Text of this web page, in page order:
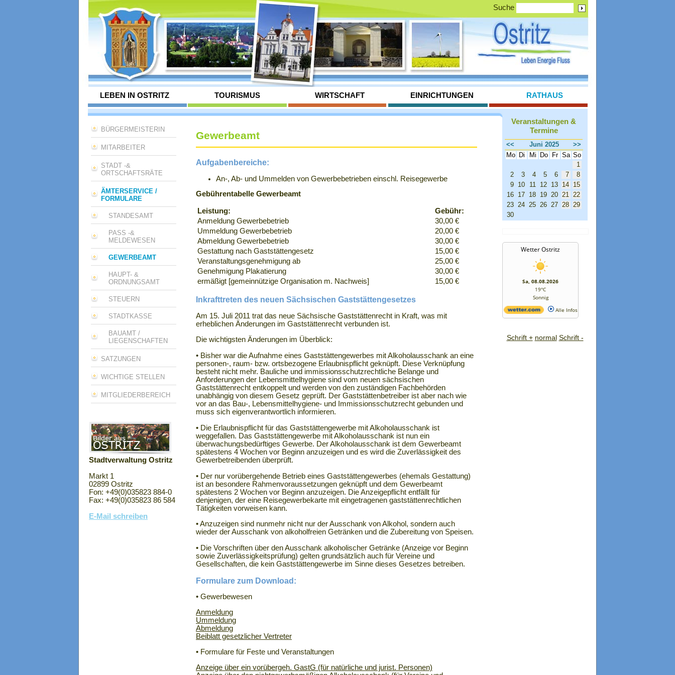
Suche
LEBEN IN OSTRITZ TOURISMUS WIRTSCHAFT EINRICHTUNGEN RATHAUS
BÜRGERMEISTERIN
MITARBEITER
STADT -&
ORTSCHAFTSRÄTE
ÄMTERSERVICE /
FORMULARE
STANDESAMT
PASS -&
MELDEWESEN
GEWERBEAMT
HAUPT- &
ORDNUNGSAMT
STEUERN
STADTKASSE
BAUAMT /
LIEGENSCHAFTEN
SATZUNGEN
WICHTIGE STELLEN
MITGLIEDERBEREICH
Stadtverwaltung Ostritz
Markt 1
02899 Ostritz
Fon: +49(0)035823 884-0
Fax: +49(0)035823 86 584
E-Mail schreiben
Gewerbeamt
Aufgabenbereiche:
An-, Ab- und Ummelden von Gewerbebetrieben einschl. Reisegewerbe
Gebührentabelle Gewerbeamt
Leistung:
Gebühr:
Anmeldung Gewerbebetrieb
30,00 €
Ummeldung Gewerbebetrieb
20,00 €
Abmeldung Gewerbebetrieb
30,00 €
Gestattung nach Gaststättengesetz
15,00 €
Veranstaltungsgenehmigung ab
25,00 €
Genehmigung Plakatierung
30,00 €
ermäßigt [gemeinnützige Organisation m. Nachweis]
15,00 €
Inkrafttreten des neuen Sächsischen Gaststättengesetzes
Am 15. Juli 2011 trat das neue Sächsische Gaststättenrecht in Kraft, was mit
erheblichen Änderungen im Gaststättenrecht verbunden ist.
Die wichtigsten Änderungen im Überblick:
• Bisher war die Aufnahme eines Gaststättengewerbes mit Alkoholausschank an eine
personen-, raum- bzw. ortsbezogene Erlaubnispflicht geknüpft. Diese Verknüpfung
besteht nicht mehr. Bauliche und immissionsschutzrechtliche Belange und
Anforderungen der Lebensmittelhygiene sind vom neuen sächsischen
Gaststättenrecht entkoppelt und werden von den zuständigen Fachbehörden
unabhängig von diesem Gesetz geprüft. Der Gaststättenbetreiber ist aber nach wie
vor an das Bau-, Lebensmittelhygiene- und Immissionsschutzrecht gebunden und
muss sich eigenverantwortlich informieren.
• Die Erlaubnispflicht für das Gaststättengewerbe mit Alkoholausschank ist
weggefallen. Das Gaststättengewerbe mit Alkoholausschank ist nun ein
überwachungsbedürftiges Gewerbe. Der Alkoholausschank ist dem Gewerbeamt
spätestens 4 Wochen vor Beginn anzuzeigen und es wird die Zuverlässigkeit des
Gewerbetreibenden überprüft.
• Der nur vorübergehende Betrieb eines Gaststättengewerbes (ehemals Gestattung)
ist an besondere Rahmenvoraussetzungen geknüpft und dem Gewerbeamt
spätestens 2 Wochen vor Beginn anzuzeigen. Die Anzeigepflicht entfällt für
denjenigen, der eine Reisegewerbekarte mit eingetragenen gaststättenrechtlichen
Tätigkeiten vorweisen kann.
• Anzuzeigen sind nunmehr nicht nur der Ausschank von Alkohol, sondern auch
wieder der Ausschank von alkoholfreien Getränken und die Zubereitung von Speisen.
• Die Vorschriften über den Ausschank alkoholischer Getränke (Anzeige vor Beginn
sowie Zuverlässigkeitsprüfung) gelten grundsätzlich auch für Vereine und
Gesellschaften, die kein Gaststättengewerbe im Sinne dieses Gesetzes betreiben.
Formulare zum Download:
• Gewerbewesen
Anmeldung
Ummeldung
Abmeldung
Beiblatt gesetzlicher Vertreter
• Formulare für Feste und Veranstaltungen
Anzeige über ein vorübergeh. GastG (für natürliche und jurist. Personen)
Veranstaltungen &
Termine
<< Juni 2025
>>
Mo
Di Mi Do Fr Sa So
1
2
3 4 5 6 7
8
9
10 11 12 13 14
15
16
17 18 19 20 21
22
23
24 25 26 27 28
29
30
Wetter Ostritz
Sa, 08.08.2026
19°C
Sonnig
Alle Infos
Schrift + normal Schrift -